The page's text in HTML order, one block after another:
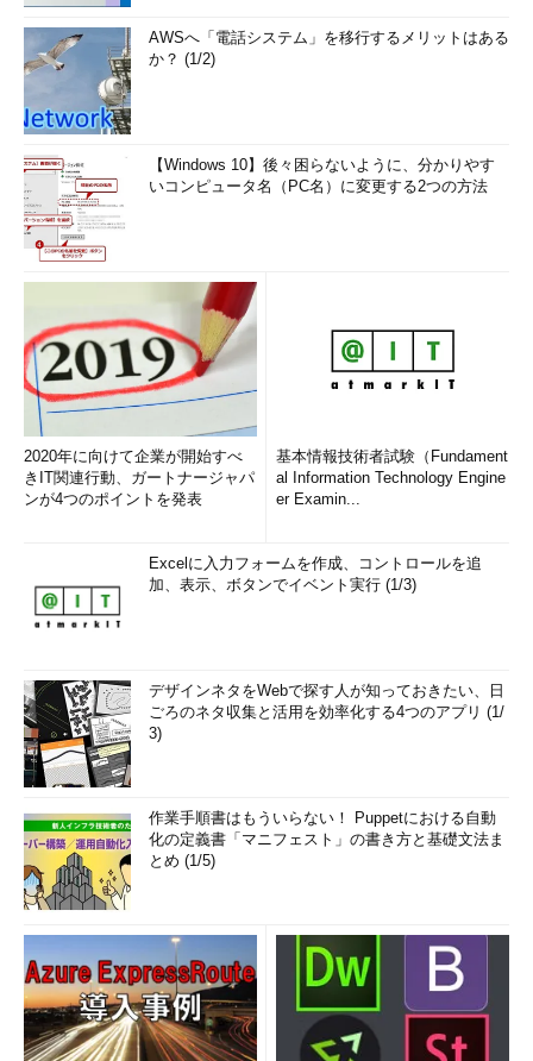
失敗したものとして、すべて破棄する。すでに述べてきたよう
に、IPプロトコルは、受信確認や送信失敗時の再送処理などを行
わない軽いプロトコルなので、再構成に失敗してパケット全体を
破棄したとしても、送信元に通知したりはしない。このような場
合に必要ならば再送処理を行うのは、送信側の上位プロトコルや
TTL
IPヘッダには、「
ィールドである。IPパケットを送信するコンピュータは、このフ
ィールドに適当な数値をセットしてからネットワークへ向けて送
信を行う。するとこのIPパケットは、そこで指定された寿命の間
しか生存できず、それを過ぎると破棄されることになっている。
具体的にはこのTTLは、「ルータを通過できる最大回数
す（ここでいう「Time」とは「秒」や「時間」ではなく「回
数」という意味）。TTLの初期値はプロトコル・スタックの実装
が使われることもあったが、インターネットが普及した現在では
大きな値が使われるのが一般的になっている。
イスから受信したパケットを別のインターフェイスから再送信す
ること。詳細は
前回
し、TTLが0になればIPパケットを「破棄」する。
TTLによるパケットの寿命の管理
ルータがパケットをフォワードするたびにTTLの
AWSへ「電話システム」を移行するメリットはある
か？ (1/2)
【Windows 10】後々困らないように、分かりやす
いコンピュータ名（PC名）に変更する2つの方法
2020年に向けて企業が開始すべ
きIT関連行動、ガートナージャパ
ンが4つのポイントを発表
基本情報技術者試験（Fundament
al Information Technology Engine
er Examin...
Excelに入力フォームを作成、コントロールを追
加、表示、ボタンでイベント実行 (1/3)
デザインネタをWebで探す人が知っておきたい、日
ごろのネタ収集と活用を効率化する4つのアプリ (1/
3)
作業手順書はもういらない！ Puppetにおける自動
化の定義書「マニフェスト」の書き方と基礎文法ま
とめ (1/5)